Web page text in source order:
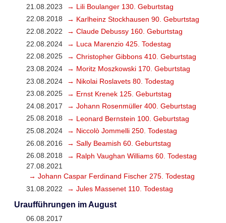
21.08.2023
→ Lili Boulanger 130. Geburtstag
22.08.2018
→ Karlheinz Stockhausen 90. Geburtstag
22.08.2022
→ Claude Debussy 160. Geburtstag
22.08.2024
→ Luca Marenzio 425. Todestag
22.08.2025
→ Christopher Gibbons 410. Geburtstag
23.08.2024
→ Moritz Moszkowski 170. Geburtstag
23.08.2024
→ Nikolai Roslavets 80. Todestag
23.08.2025
→ Ernst Krenek 125. Geburtstag
24.08.2017
→ Johann Rosenmüller 400. Geburtstag
25.08.2018
→ Leonard Bernstein 100. Geburtstag
25.08.2024
→ Niccolò Jommelli 250. Todestag
26.08.2016
→ Sally Beamish 60. Geburtstag
26.08.2018
→ Ralph Vaughan Williams 60. Todestag
27.08.2021
→ Johann Caspar Ferdinand Fischer 275. Todestag
31.08.2022
→ Jules Massenet 110. Todestag
Uraufführungen im August
06.08.2017